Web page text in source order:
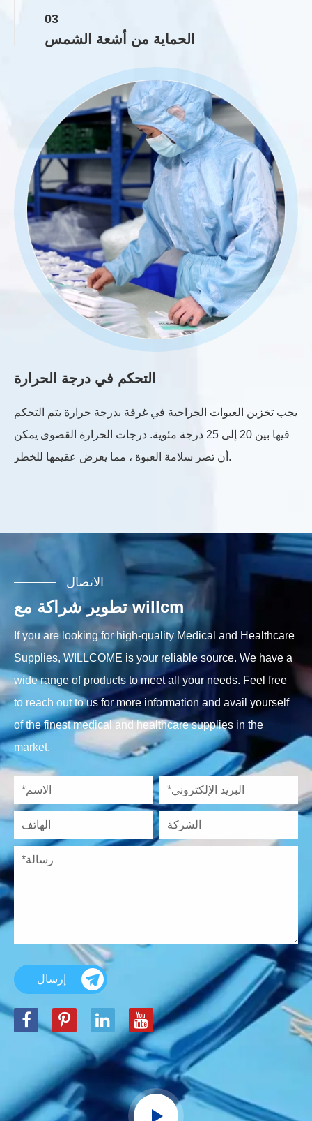
03
الحماية من أشعة الشمس
التحكم في درجة الحرارة
يجب تخزين العبوات الجراحية في غرفة بدرجة حرارة يتم التحكم
فيها بين 20 إلى 25 درجة مئوية. درجات الحرارة القصوى يمكن
أن تضر سلامة العبوة ، مما يعرض عقيمها للخطر.
الاتصال
تطوير شراكة مع willcm
If you are looking for high-quality Medical and Healthcare
Supplies, WILLCOME is your reliable source. We have a
wide range of products to meet all your needs. Feel free
to reach out to us for more information and avail yourself
of the finest medical and healthcare supplies in the
market.
إرسال